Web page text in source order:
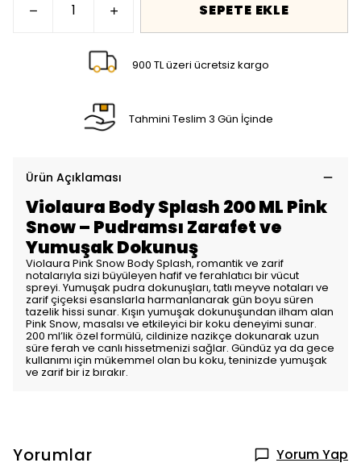
SEPETE EKLE
900 TL üzeri ücretsiz kargo
Tahmini Teslim 3 Gün İçinde
Ürün Açıklaması
Violaura Body Splash 200 ML Pink
Snow – Pudramsı Zarafet ve
Yumuşak Dokunuş
Violaura Pink Snow Body Splash, romantik ve zarif
notalarıyla sizi büyüleyen hafif ve ferahlatıcı bir vücut
spreyi. Yumuşak pudra dokunuşları, tatlı meyve notaları ve
zarif çiçeksi esanslarla harmanlanarak gün boyu süren
tazelik hissi sunar. Kışın yumuşak dokunuşundan ilham alan
Pink Snow, masalsı ve etkileyici bir koku deneyimi sunar.
200 ml’lik özel formülü, cildinize nazikçe dokunarak uzun
süre ferah ve canlı hissetmenizi sağlar. Gündüz ya da gece
kullanımı için mükemmel olan bu koku, teninizde yumuşak
ve zarif bir iz bırakır.
Yorumlar Yorum Yap